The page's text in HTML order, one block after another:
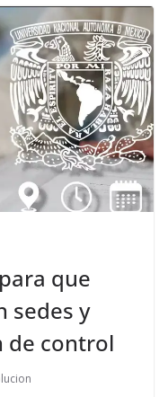
que
sedes y
de control